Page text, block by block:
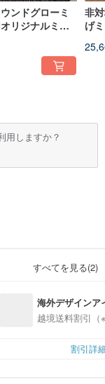
ンドグローミ
リジナルミラ
非
げ
用しますか？
すべてを見る(2)
海外デザインア
入
越境送料割引（
割引詳